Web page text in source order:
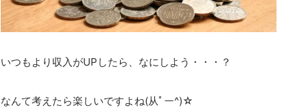
いつもより収入がUPしたら、なにしよう・・・？
なんて考えたら楽しいですよね(从ﾟー^)☆